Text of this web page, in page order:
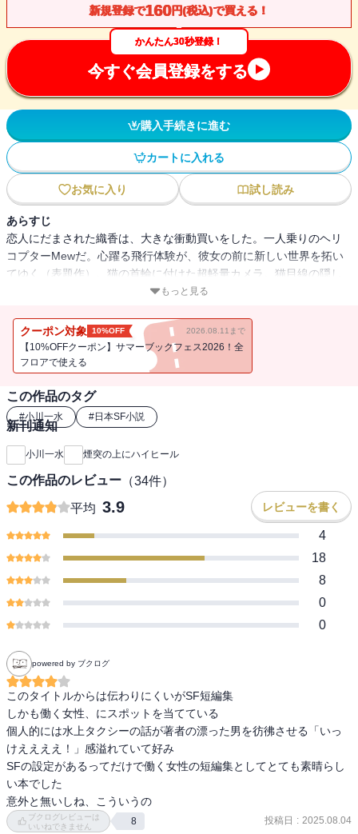
新規登録で160円(税込)で買える！
かんたん30秒登録！
今すぐ会員登録をする
購入手続きに進む
カートに入れる
お気に入り 試し読み
あらすじ
恋人にだまされた織香は、大きな衝動買いをした。一人乗りのヘリ
コプターMewだ。心躍る飛行体験が、彼女の前に新しい世界を拓い
てゆく（表題作）。猫の首輪に付けた超軽量カメラ。猫目線の隠し
撮り映像には、思いもかけないものが映っていて・・・（「カムキ
も理知的な眼差しで描く、ちょっぴり未来の5つの物語。
もっと見る
クーポン対象 10%OFF 2026.08.11まで
【10%OFFクーポン】サマーブックフェス2026！全
フロアで使える
この作品のタグ
#小川一水 #日本SF小説
新刊通知
小川一水 煙突の上にハイヒール
この作品のレビュー （34件）
平均 3.9 レビューを書く
4
18
8
0
0
powered by ブクログ
このタイトルからは伝わりにくいがSF短編集
しかも働く女性、にスポットを当てている
個人的には水上タクシーの話が著者の漂った男を彷彿させる「いっ
けええええ！」感溢れていて好み
SFの設定があるってだけで働く女性の短編集としてとても素晴らし
い本でした
意外と無いしね、こういうの
ブクログレビューは
いいねできません
8 投稿日 : 2025.08.04